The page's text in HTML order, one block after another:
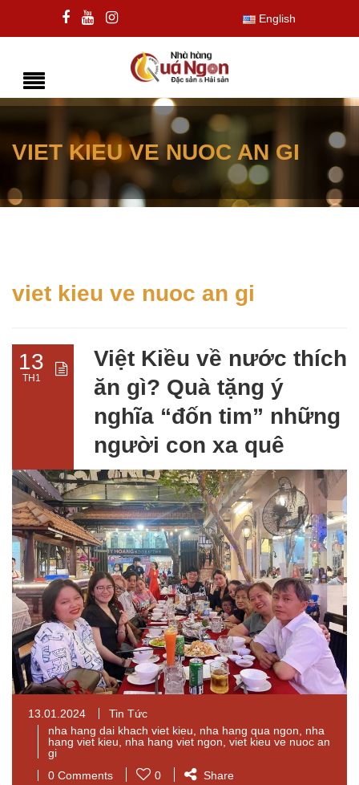
English
VIET KIEU VE NUOC AN GI
viet kieu ve nuoc an gi
13
TH1
Việt Kiều về nước thích
ăn gì? Quà tặng ý
nghĩa “đốn tim” những
người con xa quê
13.01.2024
Tin Tức
nha hang dai khach viet kieu, nha hang qua ngon, nha
hang viet kieu, nha hang viet ngon, viet kieu ve nuoc an
gi
0 Comments
0 Share